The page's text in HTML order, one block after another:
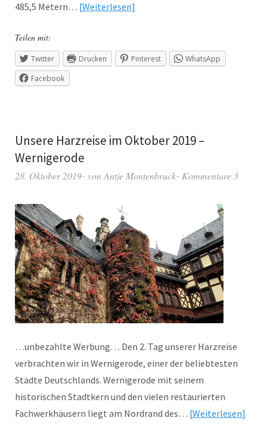
485,5 Metern… Weiterlesen
Teilen mit:
Twitter Drucken Pinterest
WhatsApp
Facebook
Unsere Harzreise im Oktober 2019 –
Wernigerode
28. Oktober 2019 vonAntje Montenbruck Kommentare 3
…unbezahlte Werbung… Den 2. Tag unserer Harzreise
verbrachten wir in Wernigerode, einer der beliebtesten
Städte Deutschlands. Wernigerode mit seinem
historischen Stadtkern und den vielen restaurierten
Fachwerkhäusern liegt am Nordrand des… Weiterlesen